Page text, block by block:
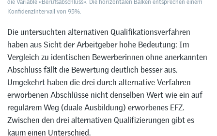
die Variable «Berufsabschluss». Die horizontalen Balken entsprechen einem
Konfidenzintervall von 95%.
Die untersuchten alternativen Qualifikationsverfahren
haben aus Sicht der Arbeitgeber hohe Bedeutung: Im
Vergleich zu identischen Bewerberinnen ohne anerkannten
Abschluss fällt die Bewertung deutlich besser aus.
Umgekehrt haben die drei durch alternative Verfahren
erworbenen Abschlüsse nicht denselben Wert wie ein auf
regulärem Weg (duale Ausbildung) erworbenes EFZ.
Zwischen den drei alternativen Qualifizierungen gibt es
kaum einen Unterschied.